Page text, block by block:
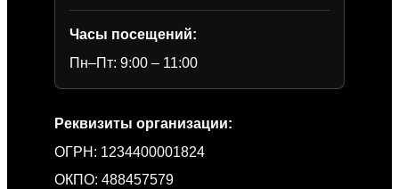
Часы посещений:
Пн–Пт: 9:00 – 11:00
Реквизиты организации:
ОГРН: 1234400001824
ОКПО: 488457579